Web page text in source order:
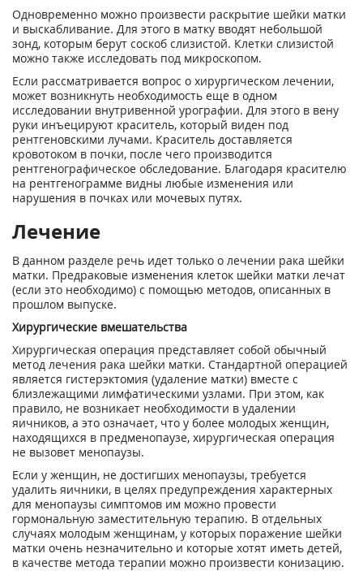
Одновременно можно произвести раскрытие шейки матки
и выскабливание. Для этого в матку вводят небольшой
зонд, которым берут соскоб слизистой. Клетки слизистой
можно также исследовать под микроскопом.
Если рассматривается вопрос о хирургическом лечении,
может возникнуть необходимость еще в одном
исследовании внутривенной урографии. Для этого в вену
руки инъецируют краситель, который виден под
рентгеновскими лучами. Краситель доставляется
кровотоком в почки, после чего производится
рентгенографическое обследование. Благодаря красителю
на рентгенограмме видны любые изменения или
нарушения в почках или мочевых путях.
Лечение
В данном разделе речь идет только о лечении рака шейки
матки. Предраковые изменения клеток шейки матки лечат
(если это необходимо) с помощью методов, описанных в
прошлом выпуске.
Хирургические вмешательства
Хирургическая операция представляет собой обычный
метод лечения рака шейки матки. Стандартной операцией
является гистерэктомия (удаление матки) вместе с
близлежащими лимфатическими узлами. При этом, как
правило, не возникает необходимости в удалении
яичников, а это означает, что у более молодых женщин,
находящихся в предменопаузе, хирургическая операция
не вызовет менопаузы.
Если у женщин, не достигших менопаузы, требуется
удалить яичники, в целях предупреждения характерных
для менопаузы симптомов им можно провести
гормональную заместительную терапию. В отдельных
случаях молодым женщинам, у которых поражение шейки
матки очень незначительно и которые хотят иметь детей,
в качестве метода терапии можно произвести конизацию.